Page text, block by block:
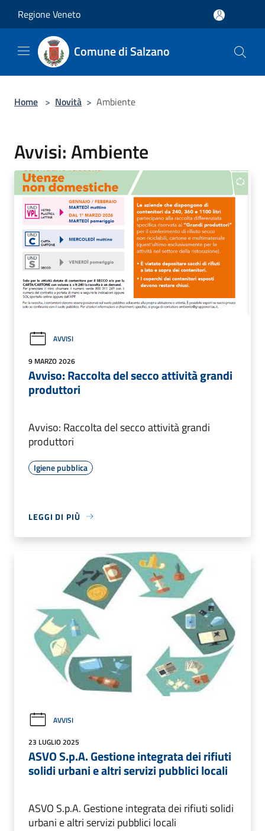
Regione Veneto
Comune di Salzano
Home > Novità > Ambiente
Avvisi: Ambiente
AVVISI
9 MARZO 2026
Avviso: Raccolta del secco attività grandi
produttori
Avviso: Raccolta del secco attività grandi
produttori
Igiene pubblica
LEGGI DI PIÙ
AVVISI
23 LUGLIO 2025
ASVO S.p.A. Gestione integrata dei rifiuti
solidi urbani e altri servizi pubblici locali
ASVO S.p.A. Gestione integrata dei rifiuti solidi
urbani e altri servizi pubblici locali